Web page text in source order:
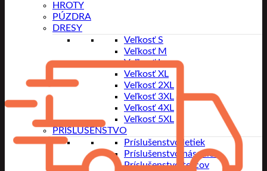
HROTY
PÚZDRA
DRESY
Veľkosť S
Veľkosť M
Veľkosť L
Veľkosť XL
Veľkosť 2XL
Veľkosť 3XL
Veľkosť 4XL
Veľkosť 5XL
PRÍSLUŠENSTVO
Príslušenstvo letiek
Príslušenstvo násadiek
Príslušenstvo terčov